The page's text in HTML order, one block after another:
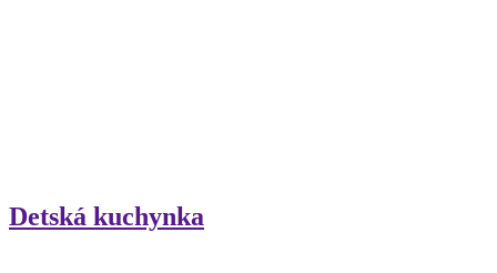
Detská kuchynka